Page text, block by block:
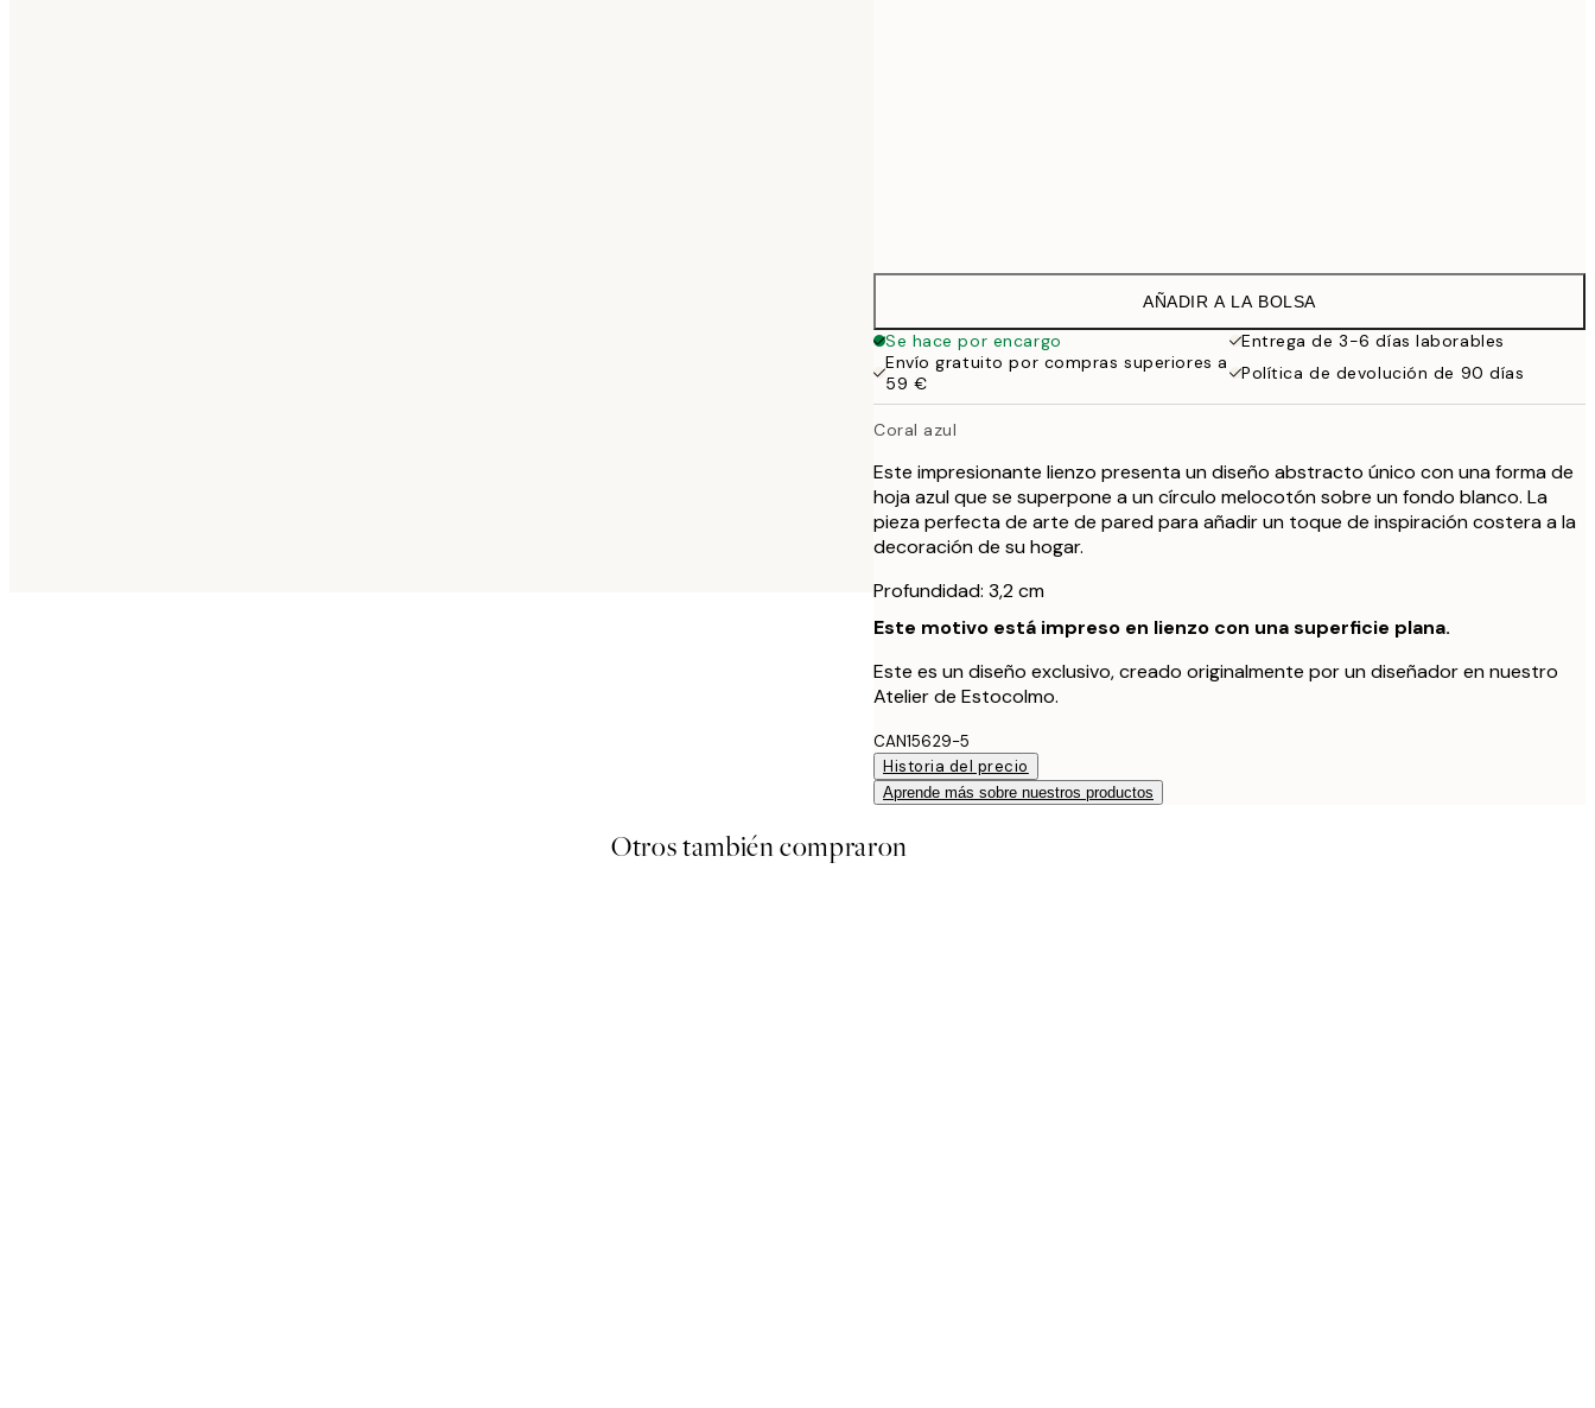
AÑADIR A LA BOLSA
Se hace por encargo
Entrega de 3-6 días laborables
Envío gratuito por compras superiores a
59 €
Política de devolución de 90 días
Coral azul
Este impresionante lienzo presenta un diseño abstracto único con una forma de
hoja azul que se superpone a un círculo melocotón sobre un fondo blanco. La
pieza perfecta de arte de pared para añadir un toque de inspiración costera a la
decoración de su hogar.
Profundidad: 3,2 cm
Este motivo está impreso en lienzo con una superficie plana.
Este es un diseño exclusivo, creado originalmente por un diseñador en nuestro
Atelier de Estocolmo.
CAN15629-5
Historia del precio
Aprende más sobre nuestros productos
Otros también compraron